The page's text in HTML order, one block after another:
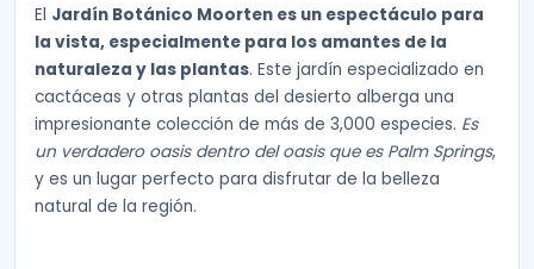
El Jardín Botánico Moorten es un espectáculo para
la vista, especialmente para los amantes de la
naturaleza y las plantas. Este jardín especializado en
cactáceas y otras plantas del desierto alberga una
impresionante colección de más de 3,000 especies. Es
un verdadero oasis dentro del oasis que es Palm Springs,
y es un lugar perfecto para disfrutar de la belleza
natural de la región.